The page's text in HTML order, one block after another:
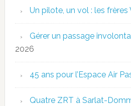
Un pilote, un vol : les frères
Gérer un passage
2026
45 ans pour l’Espace Air
Quatre ZRT à Sarlat-